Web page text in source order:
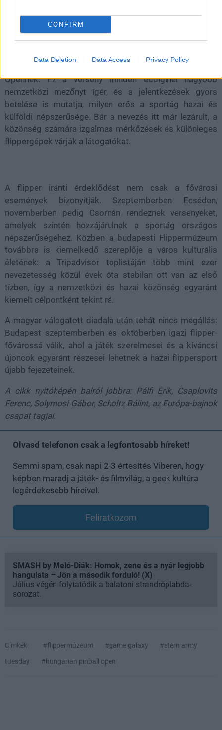
CONFIRM
Data Deletion Data Access Privacy Policy
Októberben már a Game Galaxyban dübörög tovább a
flipperláz. A Ráday utcában tavaly megnyílt retro
központ, amely a Flippermúzeum önálló egységeként
Opennek. Ez a verseny minden eddiginél nagyobb
nemzetközi mezőnyt ígér, és a jelentkezések gyors
betelése is mutatja, milyen erős a sportág hazai és
külföldi népszerűsége. Bár a nevezés itt már lezárult, a
közönség számára izgalmas mérkőzések és különleges
flippergépek várják a látogatókat.
A flipper iránti érdeklődést nem csak a fővárosi
események bizonyítják. Szeptemberben Ecséden,
novemberben pedig Csornán rendeznek versenyeket,
amelyek szintén hozzájárulnak a sportág országos
népszerűségéhez. Közben a budapesti Flippermúzeum
továbbra is kiemelkedő szereplője a város kulturális
életének: a Tripadvisor toplistáján több mint ezer
nevezetesség közül évek óta stabilan ott van az első
tízben, így a nemzetközi és hazai közönség egyaránt
kiemelt célpontként tekint rá.
A magyar válogatott diadala után tehát nincs megállás:
Budapest szeptemberben és októberben igazi flipper-
fővárossá válik, ahol a játék szerelmesei és a kíváncsi
újoncok egyaránt részesei lehetnek a hazai flippersport
újabb fejezeteinek.
A cikk nyitóképén balról jobbra: Pálfi Erik, Csaplovits
Ferenc, Solymosi Gábor, Scholtz Bálint, az Európa-bajnok
csapat tagjai.
Olvasd telefonon csak a legfontosabb híreket!
Semmi spam, csak napi 2-3 értesítés Viberen, hogy
képben maradj a játék- és filmvilág, a geek kultúra
legérdekesebb híreivel.
Feliratkozom
SMASH by Meló-Diák: Homok, zene és a nyár legjobb
hangulata – Jön a második forduló! (X)
Július végén folytatódik a balatoni strandröplabda-
sorozat.
Címkék: #flippermúzeum #game galaxy
#stern army
tuesday
#hungarian pinball open